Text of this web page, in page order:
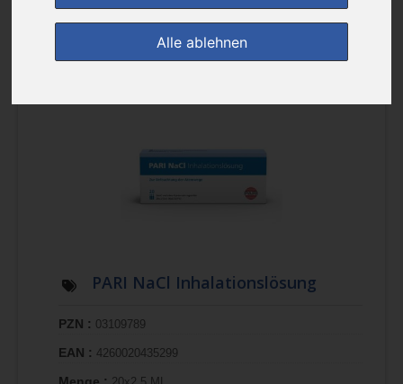
Alle ablehnen
(2)
PARI NaCl Inhalationslösung
PZN : 03109789
EAN : 4260020435299